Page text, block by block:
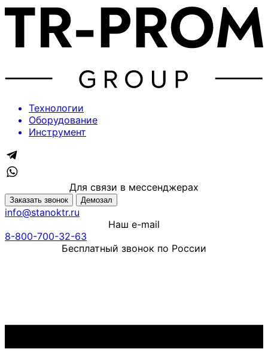
Технологии
Оборудование
Инструмент
Для связи в мессенджерах
Заказать звонок Демозал
info@stanoktr.ru
Наш e-mail
8-800-700-32-63
Бесплатный звонок по России